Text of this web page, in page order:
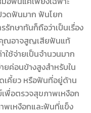
วดฟันมาก ฟันโยก
รักษาทันก็ถือว่าเป็นเรื่อง
คุณอาจสูญเสียฟันแท้
ใช้จ่ายเป็นจำนวนมาก
ยค่อนข้างสูงสำหรับใน
คี้ยว หรือฟันที่อยู่ด้าน
พื่อตรวจสุขภาพเหงือก
พเหงือกและฟันที่แข็ง